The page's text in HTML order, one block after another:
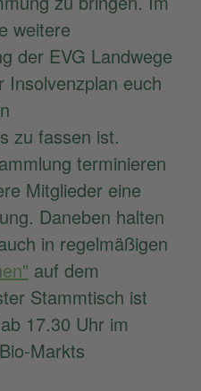
weitere
der EVG Landwege
euch
zu fassen ist.
terminieren
Mitglieder eine
Daneben halten
in regelmäßigen
auf dem
Stammtisch ist
17.30 Uhr im
Markts